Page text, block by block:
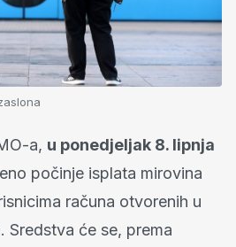
a, u ponedjeljak 8. lipnja
počinje isplata mirovina
računa otvorenih u
Sredstva će se, prema